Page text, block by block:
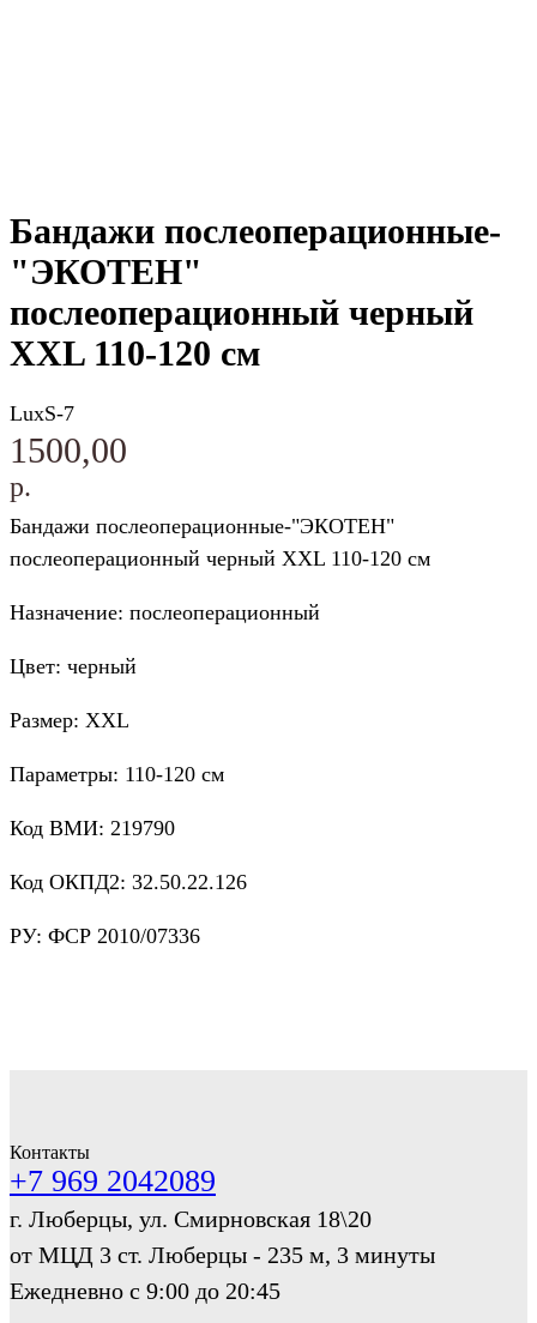
Бандажи послеоперационные-
"ЭКОТЕН"
послеоперационный черный
XXL 110-120 см
LuxS-7
1500,00
р.
Бандажи послеоперационные-"ЭКОТЕН"
послеоперационный черный XXL 110-120 см
Назначение: послеоперационный
Цвет: черный
Размер: XXL
Параметры: 110-120 см
Код ВМИ: 219790
Код ОКПД2: 32.50.22.126
РУ: ФСР 2010/07336
Контакты
+7 969 2042089
г. Люберцы, ул. Смирновская 18\20
от МЦД 3 ст. Люберцы - 235 м, 3 минуты
Ежедневно с 9:00 до 20:45